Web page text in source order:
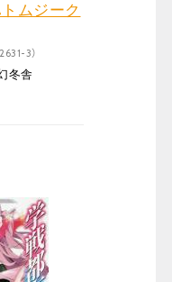
ムジーク
3）
冬舎